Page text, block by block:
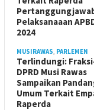
Pelaksanaaan
2024
MUSIRAWAS, PARLEMEN
Terlindungi:
DPRD Musi Rawas
Sampaikan
Umum Terkait
Raperda